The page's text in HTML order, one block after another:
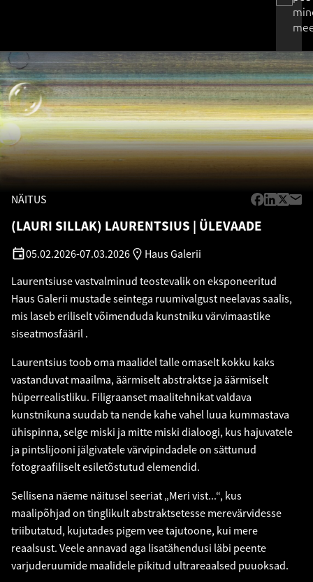
NÄITUS
(LAURI SILLAK) LAURENTSIUS ÜLEVAADE
05.02.2026-07.03.2026
Haus Galerii
Laurentsiuse vastvalminud teostevalik on eksponeeritud
Haus Galerii mustade seintega ruumivalgust neelavas saalis,
mis laseb eriliselt võimenduda kunstniku värvimaastike
siseatmosfääril .
Laurentsius toob oma maalidel talle omaselt kokku kaks
vastanduvat maailma, äärmiselt abstraktse ja äärmiselt
hüperrealistliku. Filigraanset maalitehnikat valdava
kunstnikuna suudab ta nende kahe vahel luua kummastava
ühispinna, selge miski ja mitte miski dialoogi, kus hajuvatele
ja pintslijooni jälgivatele värvipindadele on sättunud
fotograafiliselt esiletõstutud elemendid.
Sellisena näeme näitusel seeriat „Meri vist...“, kus
maalipõhjad on tinglikult abstraktsetesse merevärvidesse
triibutatud, kujutades pigem vee tajutoone, kui mere
reaalsust. Veele annavad aga lisatähendusi läbi peente
varjuderuumide maalidele pikitud ultrareaalsed puuoksad.